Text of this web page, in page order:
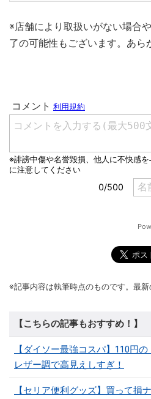
※店舗により取扱いがない場合
了の可能性もございます。あら
※記事内容は執筆時点のものです。最新
【こちらの記事もおすすめ！】
【ダイソー最強コスパ】110円
レザー調で高見えしすぎ！
【セリア便利グッズ】買って損